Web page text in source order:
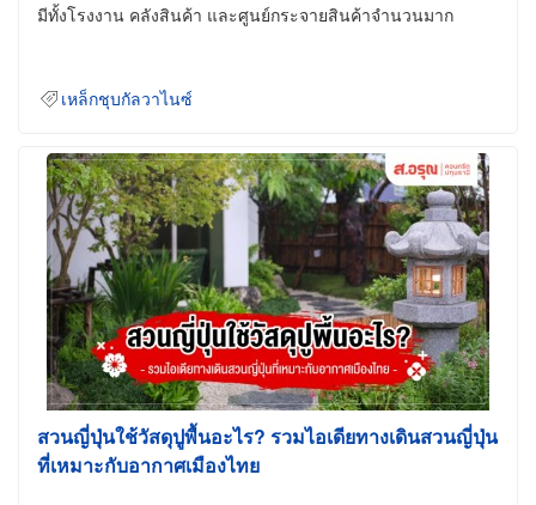
มีทั้งโรงงาน คลังสินค้า และศูนย์กระจายสินค้าจำนวนมาก
เหล็กชุบกัลวาไนซ์
สวนญี่ปุ่นใช้วัสดุปูพื้นอะไร? รวมไอเดียทางเดินสวนญี่ปุ่น
ที่เหมาะกับอากาศเมืองไทย